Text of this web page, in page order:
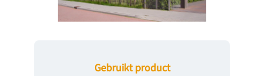
Gebruikt product